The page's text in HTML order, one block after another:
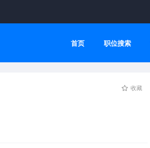
首页 职位搜索
收藏